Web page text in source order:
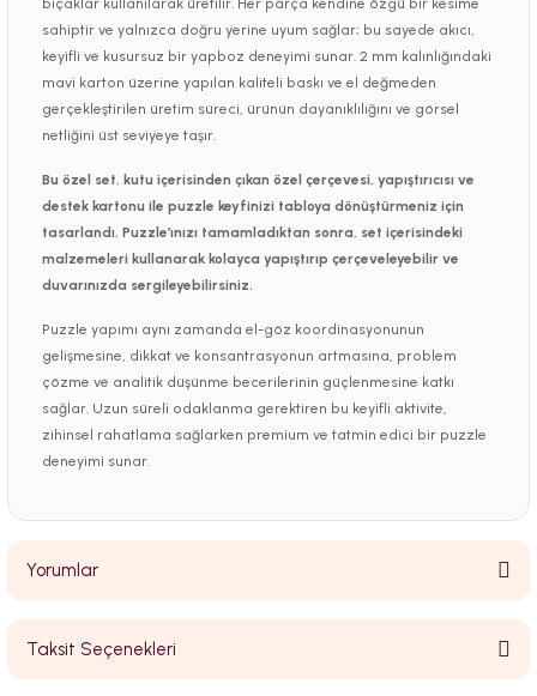
bıçaklar kullanılarak üretilir. Her parça kendine özgü bir kesime
sahiptir ve yalnızca doğru yerine uyum sağlar; bu sayede akıcı,
keyifli ve kusursuz bir yapboz deneyimi sunar. 2 mm kalınlığındaki
mavi karton üzerine yapılan kaliteli baskı ve el değmeden
gerçekleştirilen üretim süreci, ürünün dayanıklılığını ve görsel
netliğini üst seviyeye taşır.
Bu özel set, kutu içerisinden çıkan özel çerçevesi, yapıştırıcısı ve
destek kartonu ile puzzle keyfinizi tabloya dönüştürmeniz için
tasarlandı. Puzzle’ınızı tamamladıktan sonra, set içerisindeki
malzemeleri kullanarak kolayca yapıştırıp çerçeveleyebilir ve
duvarınızda sergileyebilirsiniz.
Puzzle yapımı aynı zamanda el-göz koordinasyonunun
gelişmesine, dikkat ve konsantrasyonun artmasına, problem
çözme ve analitik düşünme becerilerinin güçlenmesine katkı
sağlar. Uzun süreli odaklanma gerektiren bu keyifli aktivite,
zihinsel rahatlama sağlarken premium ve tatmin edici bir puzzle
deneyimi sunar.
Yorumlar
Taksit Seçenekleri